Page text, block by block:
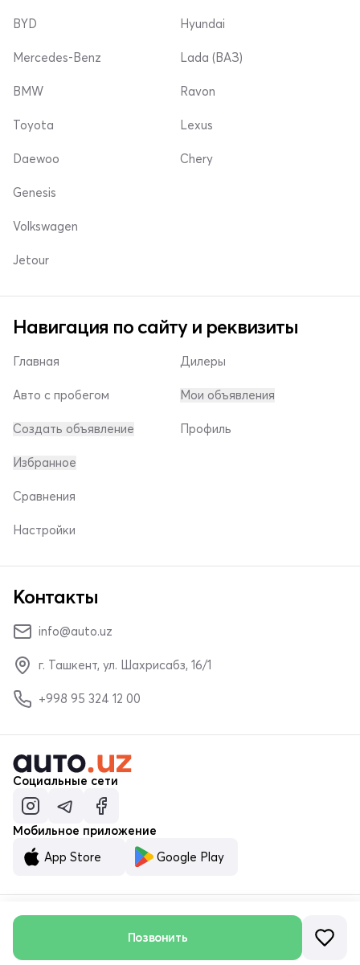
Позвонить
BYD
Mercedes-Benz
Hyundai
Lada (ВАЗ)
BMW
Toyota
Daewoo
Ravon
Lexus
Chery
Genesis
Volkswagen
Jetour
Навигация по сайту и реквизиты
Главная
Авто с пробегом
Создать объявление
Дилеры
Мои объявления
Профиль
Избранное
Сравнения
Настройки
Контакты
info@auto.uz
г. Ташкент, ул. Шахрисабз, 16/1
+998 95 324 12 00
Социальные сети
Мобильное приложение
App Store
Google Play
© ООО «MALUMOTNOMA» 2023–2026